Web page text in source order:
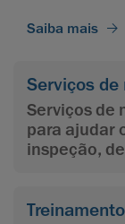
Saiba mais
Serviços
Serviços de
para ajudar
inspeção,
Treinamento